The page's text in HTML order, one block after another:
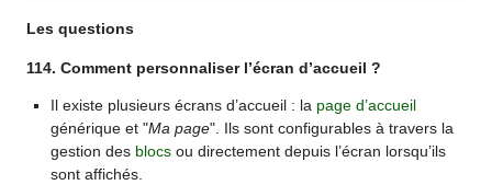
Les questions
114. Comment personnaliser l’écran d’accueil ?
Il existe plusieurs écrans d’accueil : la page d’accueil
générique et "Ma page". Ils sont configurables à travers la
gestion des blocsou directement depuis l’écran lorsqu’ils
sont affichés.